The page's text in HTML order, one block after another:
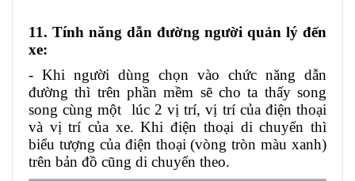
11. Tính năng dẫn đường người quản lý đến
xe:
- Khi người dùng chọn vào chức năng dẫn
đường thì trên phần mềm sẽ cho ta thấy song
song cùng một lúc 2 vị trí, vị trí của điện thoại
và vị trí của xe. Khi điện thoại di chuyển thì
biểu tượng của điện thoại (vòng tròn màu xanh)
trên bản đồ cũng di chuyển theo.